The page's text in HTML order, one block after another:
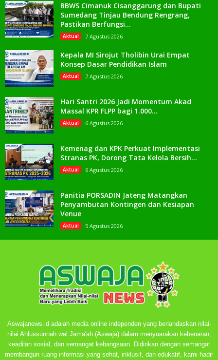
BBWS Cimanuk Cisanggarung dan Bupati
Sumedang Tinjau Bendung Rengrang,
Pastikan Berfungsi...
Aktual 7 Agustus 2026
Kepala MI Sirojut Tholibin Urai Empat
Konsep Dasar Pendidikan Islam
Aktual 7 Agustus 2026
Hari Santri 2026 Jadi Momentum Akad
Massal KPR FLPP bagi 1.000...
Aktual 6 Agustus 2026
Kemenag dan KPK Perkuat Implementasi
Stranas PK, Dorong Tata Kelola Bersih...
Aktual 6 Agustus 2026
Panitia PORSADIN Jateng Matangkan
Penyambutan Kontingen dan Kesiapan
Venue
Aktual 5 Agustus 2026
Aswajanews.id adalah media online independen yang berlandaskan nilai-
nilai Ahlussunnah wal Jama'ah (Aswaja) dalam menyuarakan kebenaran,
keadilan sosial, dan semangat kebangsaan. Didirikan dengan semangat
membangun ruang informasi yang sehat, inklusif, dan edukatif, kami hadir